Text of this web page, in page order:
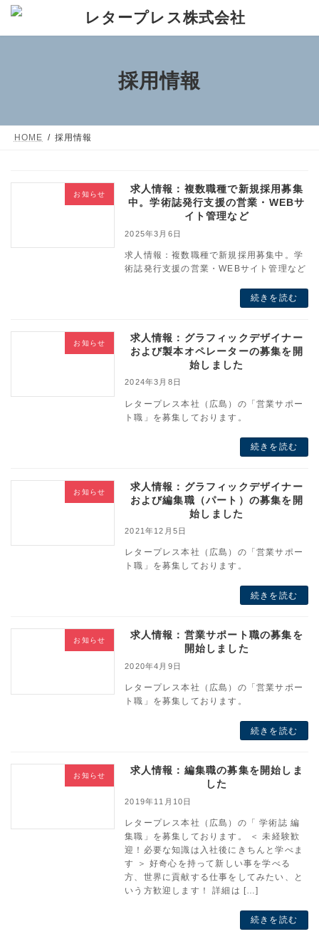
コ
ス
ナ
ン
採用情報
HOME 採用情報
お知らせ
求人情報：複数職種で新規採用募集
中。学術誌発行支援の営業・WEBサ
イト管理など
2025年3月6日
求人情報：複数職種で新規採用募集中。学
術誌発行支援の営業・WEBサイト管理など
続きを読む
お知らせ
求人情報：グラフィックデザイナー
および製本オペレーターの募集を開
始しました
2024年3月8日
レタープレス本社（広島）の「営業サポー
ト職」を募集しております。
続きを読む
お知らせ
求人情報：グラフィックデザイナー
および編集職（パート）の募集を開
始しました
2021年12月5日
レタープレス本社（広島）の「営業サポー
ト職」を募集しております。
続きを読む
お知らせ
求人情報：営業サポート職の募集を
開始しました
2020年4月9日
レタープレス本社（広島）の「営業サポー
ト職」を募集しております。
続きを読む
お知らせ
求人情報：編集職の募集を開始しま
した
2019年11月10日
レタープレス本社（広島）の「 学術誌 編
集職」を募集しております。 ＜ 未経験歓
迎！必要な知識は入社後にきちんと学べま
す ＞ 好奇心を持って新しい事を学べる
方、世界に貢献する仕事をしてみたい、と
いう方歓迎します！ 詳細は […]
続きを読む